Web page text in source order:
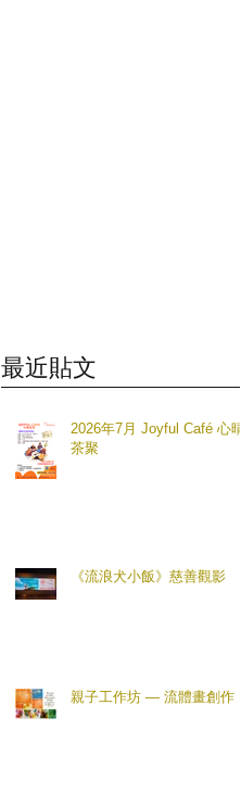
最近貼文
2026年7月 Joyful Café 心晴
茶聚
《流浪犬小飯》慈善觀影
親子工作坊 — 流體畫創作